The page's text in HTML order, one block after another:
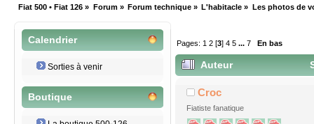
Fiat 500 • Fiat 126 » Forum» Forum technique» L'habitacle » Les photos de
Calendrier
Sorties à venir
Boutique
Pages: 1 2 [3]4 5 ...7 En bas
Auteur
40133 fois)
Croc
Fiatiste fanatique